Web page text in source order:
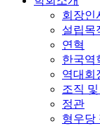
회장인
설립목
연혁
한국역
역대회
조직 및
정관
형우당